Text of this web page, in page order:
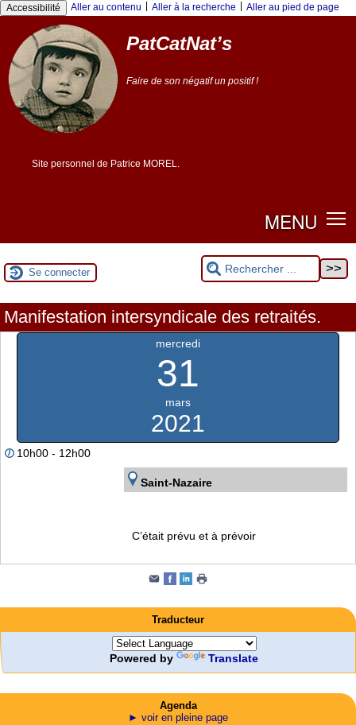
Panneau de gestion des cookies
Accessibilité Aller au contenu Aller à la recherche Aller au pied de page
PatCatNat’s
Faire de son négatif un positif !
Site personnel de Patrice MOREL.
MENU
Se connecter
Manifestation intersyndicale des retraités.
mercredi
31
mars
2021
10h00 - 12h00
Saint-Nazaire
C’était prévu et à prévoir
Traducteur
Powered by Translate
Agenda
► voir en pleine page